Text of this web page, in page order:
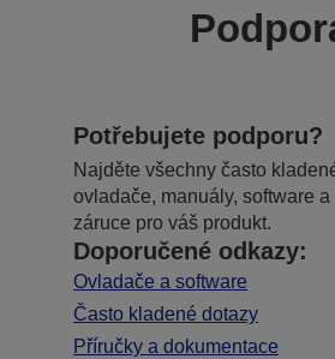
Potřebujete podporu?
Najděte všechny často
ovladače, manuály, software a
záruce pro váš produkt.
Doporučené odkazy:
Ovladače a software
Často kladené dotazy
Příručky a dokumentace